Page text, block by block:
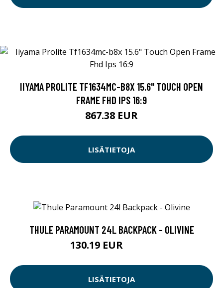
IIYAMA PROLITE TF1634MC-B8X 15.6" TOUCH OPEN
FRAME FHD IPS 16:9
867.38 EUR
LISÄTIETOJA
THULE PARAMOUNT 24L BACKPACK - OLIVINE
130.19 EUR
LISÄTIETOJA